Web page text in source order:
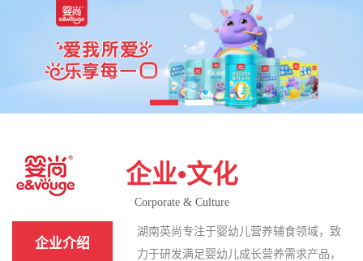
企业•文化
Corporate & Culture
企业介绍
湖南英尚专注于婴幼儿营养辅食领域，致
力于研发满足婴幼儿成长营养需求产品，